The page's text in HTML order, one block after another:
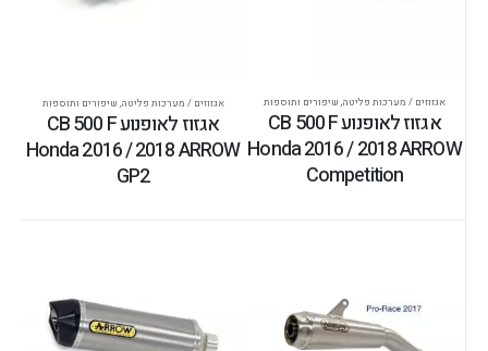
אגזוזים / מערכות פליטה, שיפורים ותוספות
אגזוז לאופנוע CB 500 F
Honda 2016 / 2018 ARROW
Competition
אגזוזים / מערכות פליטה, שיפורים ותוספות
אגזוז לאופנוע CB 500 F
Honda 2016 / 2018 ARROW
GP2